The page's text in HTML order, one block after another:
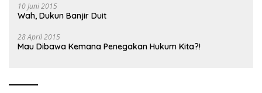
10 Juni 2015
Wah, Dukun Banjir Duit
28 April 2015
Mau Dibawa Kemana Penegakan Hukum Kita?!